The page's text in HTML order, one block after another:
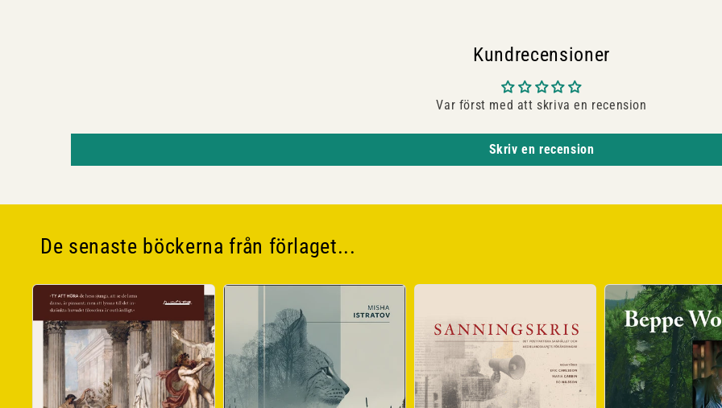
Kundrecensioner
Var först med att skriva en recension
Skriv en recension
De senaste böckerna från förlaget...